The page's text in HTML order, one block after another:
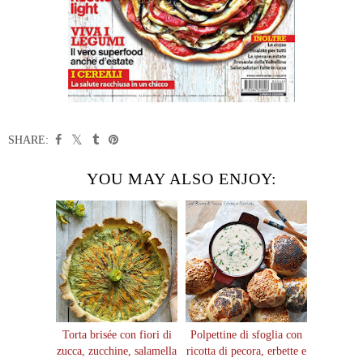
SHARE:
YOU MAY ALSO ENJOY:
Torta brisée con fiori di
zucca, zucchine, salamella
Polpettine di sfoglia con
ricotta di pecora, erbette e